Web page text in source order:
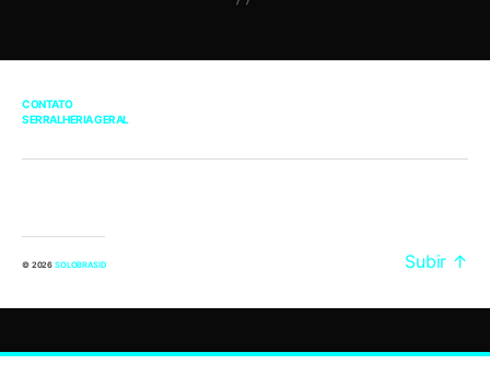
CONTATO
SERRALHERIA GERAL
© 2026 SOLOBRASID Subir ↑